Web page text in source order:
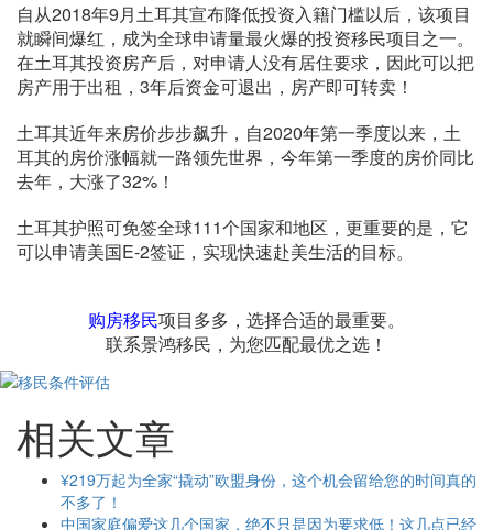
自从2018年9月土耳其宣布降低投资入籍门槛以后，该项目
就瞬间爆红，成为全球申请量最火爆的投资移民项目之一。
在土耳其投资房产后，对申请人没有居住要求，因此可以把
房产用于出租，3年后资金可退出，房产即可转卖！
土耳其近年来房价步步飙升，自2020年第一季度以来，土
耳其的房价涨幅就一路领先世界，今年第一季度的房价同比
去年，大涨了32%！
土耳其护照可免签全球111个国家和地区，更重要的是，它
可以申请美国E-2签证，实现快速赴美生活的目标。
购房移民项目多多， 选择合适的最重要。
联系景鸿移民，为您匹配最优之选！
相关文章
¥219万起为全家“撬动”欧盟身份，这个机会留给您的时间真的
不多了！
中国家庭偏爱这几个国家，绝不只是因为要求低！这几点已经